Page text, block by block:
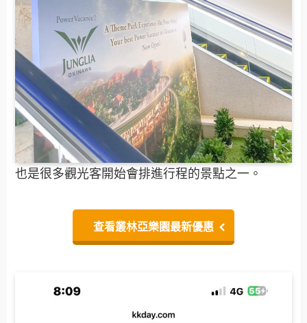
也是很多觀光客開始會排進行程的景點之一。
查看叢林亞樂園最新優惠